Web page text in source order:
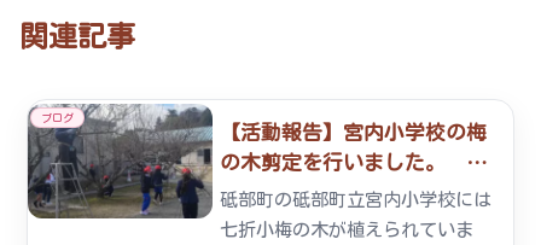
関連記事
ブログ
【活動報告】宮内小学校の梅
の木剪定を行いました。
2025/01/17
砥部町の砥部町立宮内小学校には
七折小梅の木が植えられていま